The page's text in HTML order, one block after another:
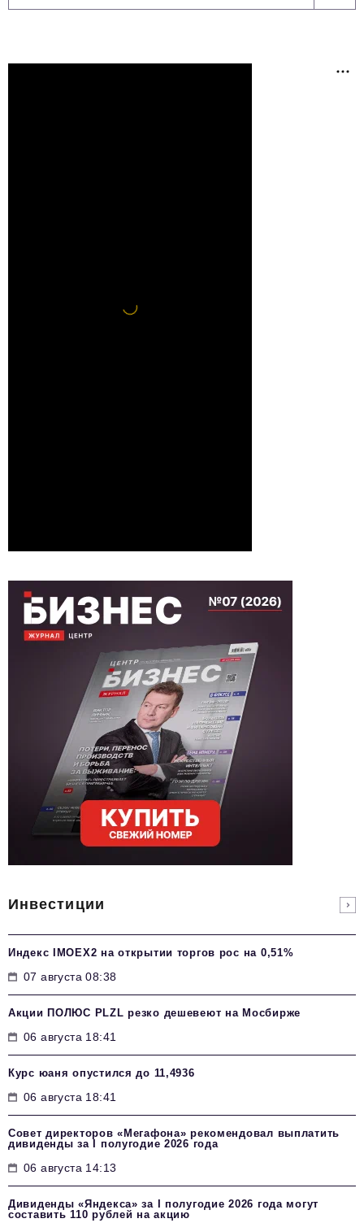
Инвестиции
Индекс IMOEX2 на открытии торгов рос на 0,51%
07 августа 08:38
Акции ПОЛЮС PLZL резко дешевеют на Мосбирже
06 августа 18:41
Курс юаня опустился до 11,4936
06 августа 18:41
Совет директоров «Мегафона» рекомендовал выплатить
дивиденды за I полугодие 2026 года
06 августа 14:13
Дивиденды «Яндекса» за I полугодие 2026 года могут
составить 110 рублей на акцию